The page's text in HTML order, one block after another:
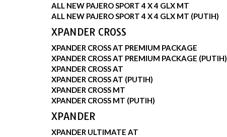
ALL NEW PAJERO SPORT 4 X 4 GLX MT
ALL NEW PAJERO SPORT 4 X 4 GLX MT (PUTIH)
XPANDER CROSS
XPANDER CROSS AT PREMIUM PACKAGE
XPANDER CROSS AT PREMIUM PACKAGE (PUTIH)
XPANDER CROSS AT
XPANDER CROSS AT (PUTIH)
XPANDER CROSS MT
XPANDER CROSS MT (PUTIH)
XPANDER
XPANDER ULTIMATE AT